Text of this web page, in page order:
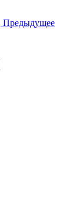
Предыдущее